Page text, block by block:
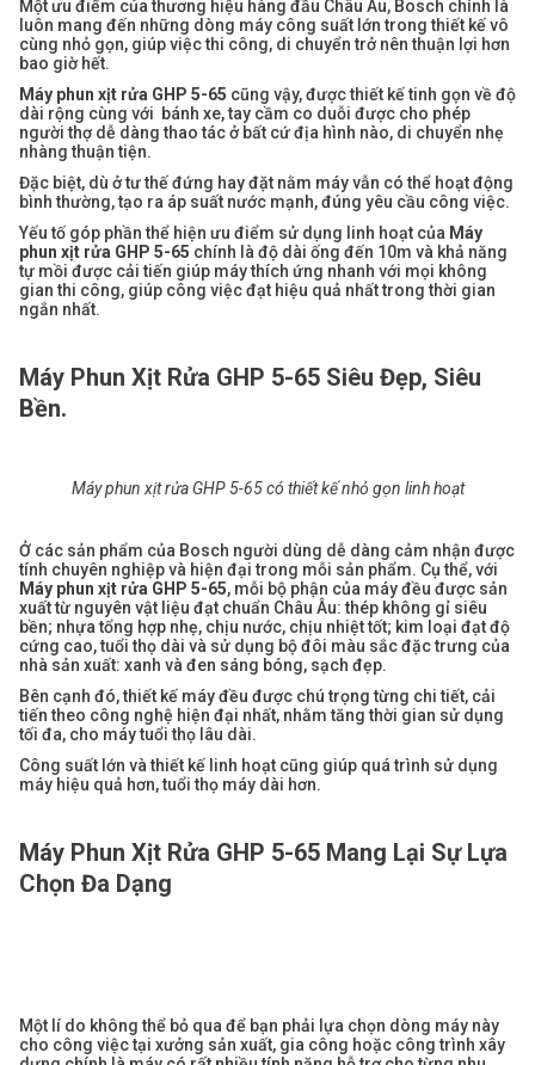
Một ưu điểm của thương hiệu hàng đầu Châu Âu, Bosch chính là
luôn mang đến những dòng máy công suất lớn trong thiết kế vô
cùng nhỏ gọn, giúp việc thi công, di chuyển trở nên thuận lợi hơn
bao giờ hết.
Máy phun xịt rửa GHP 5-65 cũng vậy, được thiết kế tinh gọn về độ
dài rộng cùng với bánh xe, tay cầm co duỗi được cho phép
người thợ dễ dàng thao tác ở bất cứ địa hình nào, di chuyển nhẹ
nhàng thuận tiện.
Đặc biệt, dù ở tư thế đứng hay đặt nằm máy vẫn có thể hoạt động
bình thường, tạo ra áp suất nước mạnh, đúng yêu cầu công việc.
Yếu tố góp phần thể hiện ưu điểm sử dụng linh hoạt của Máy
phun xịt rửa GHP 5-65 chính là độ dài ống đến 10m và khả năng
tự mồi được cải tiến giúp máy thích ứng nhanh với mọi không
gian thi công, giúp công việc đạt hiệu quả nhất trong thời gian
ngắn nhất.
Máy Phun Xịt Rửa GHP 5-65 Siêu Đẹp, Siêu
Bền.
Máy phun xịt rửa GHP 5-65 có thiết kế nhỏ gọn linh hoạt
Ở các sản phẩm của Bosch người dùng dễ dàng cảm nhận được
tính chuyên nghiệp và hiện đại trong mỗi sản phẩm. Cụ thể, với
Máy phun xịt rửa GHP 5-65, mỗi bộ phận của máy đều được sản
xuất từ nguyên vật liệu đạt chuẩn Châu Âu: thép không gỉ siêu
bền; nhựa tổng hợp nhẹ, chịu nước, chịu nhiệt tốt; kim loại đạt độ
cứng cao, tuổi thọ dài và sử dụng bộ đôi màu sắc đặc trưng của
nhà sản xuất: xanh và đen sáng bóng, sạch đẹp.
Bên cạnh đó, thiết kế máy đều được chú trọng từng chi tiết, cải
tiến theo công nghệ hiện đại nhất, nhằm tăng thời gian sử dụng
tối đa, cho máy tuổi thọ lâu dài.
Công suất lớn và thiết kế linh hoạt cũng giúp quá trình sử dụng
máy hiệu quả hơn, tuổi thọ máy dài hơn.
Máy Phun Xịt Rửa GHP 5-65 Mang Lại Sự Lựa
Chọn Đa Dạng
Một lí do không thể bỏ qua để bạn phải lựa chọn dòng máy này
cho công việc tại xưởng sản xuất, gia công hoặc công trình xây